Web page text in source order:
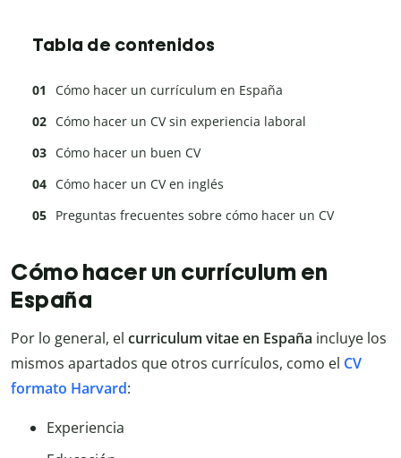
Tabla de contenidos
Cómo hacer un currículum en España
Cómo hacer un CV sin experiencia laboral
Cómo hacer un buen CV
Cómo hacer un CV en inglés
Preguntas frecuentes sobre cómo hacer un CV
Cómo hacer un currículum en
España
Por lo general, el curriculum vitae en España incluye los
mismos apartados que otros currículos, como el CV
formato Harvard:
Experiencia